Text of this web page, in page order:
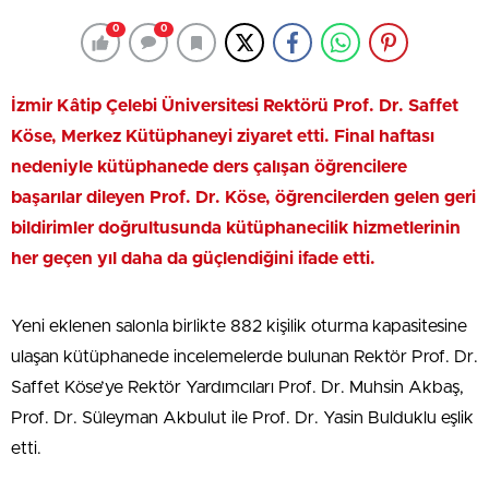
0 0
İzmir Kâtip Çelebi Üniversitesi Rektörü Prof. Dr. Saffet
Köse, Merkez Kütüphaneyi ziyaret etti. Final haftası
nedeniyle kütüphanede ders çalışan öğrencilere
başarılar dileyen Prof. Dr. Köse, öğrencilerden gelen geri
bildirimler doğrultusunda kütüphanecilik hizmetlerinin
her geçen yıl daha da güçlendiğini ifade etti.
Yeni eklenen salonla birlikte 882 kişilik oturma kapasitesine
ulaşan kütüphanede incelemelerde bulunan Rektör Prof. Dr.
Saffet Köse’ye Rektör Yardımcıları Prof. Dr. Muhsin Akbaş,
Prof. Dr. Süleyman Akbulut ile Prof. Dr. Yasin Bulduklu eşlik
etti.